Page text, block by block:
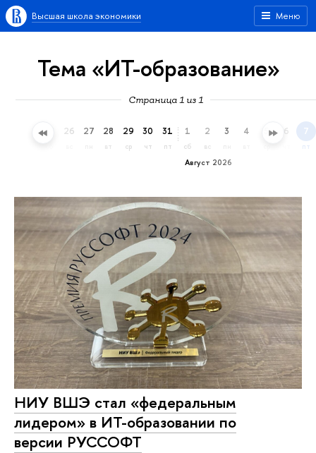
Меню
Высшая школа экономики
Тема «ИТ-образование»
Страница 1 из 1
25 26 27 28
вт
29
ср
30
чт
31
пт
Август 2026
1
сб
2
вс
3 4 5 6 7
пт
НИУ ВШЭ стал «федеральным
лидером» в ИТ-образовании по
версии РУССОФТ